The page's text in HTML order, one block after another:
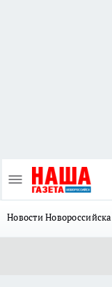
Новости Новороссийска